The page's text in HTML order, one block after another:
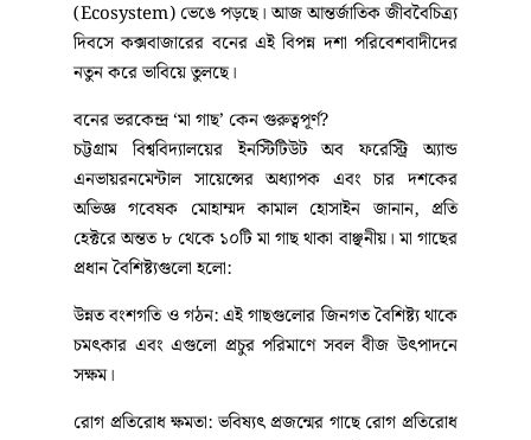
উন্নয়নের করাল গ্রাসে বন থেকে আশঙ্কাজনক হারে হারিয়ে
যাচ্ছে ‘মা গাছ’ বা ‘ফরেস্ট সিড ট্রি’। সম্প্রতি জাতিসংঘের
সেন্টার ফর ন্যাচারাল রিসোর্স স্টাডিজ (CNRS) পরিচালিত
এক জরিপে উঠে এসেছে এক ভয়াবহ চিত্র। কক্সবাজার সদর,
উখিয়া, রামু ও টেকনাফ উপজেলার বিস্তীর্ণ বনাঞ্চলে এখন
মাত্র ৫০০টি মা গাছ টিকে আছে।
গবেষকেরা বলছেন, মা গাছ কমে যাওয়ার অর্থ হলো পুরো বন
মারাত্মক হুমকির মুখে পড়েছে এবং বনের স্বাভাবিক বাস্তুতন্ত্র
(Ecosystem) ভেঙে পড়ছে। আজ আন্তর্জাতিক জীববৈচিত্র্য
দিবসে কক্সবাজারের বনের এই বিপন্ন দশা পরিবেশবাদীদের
নতুন করে ভাবিয়ে তুলছে।